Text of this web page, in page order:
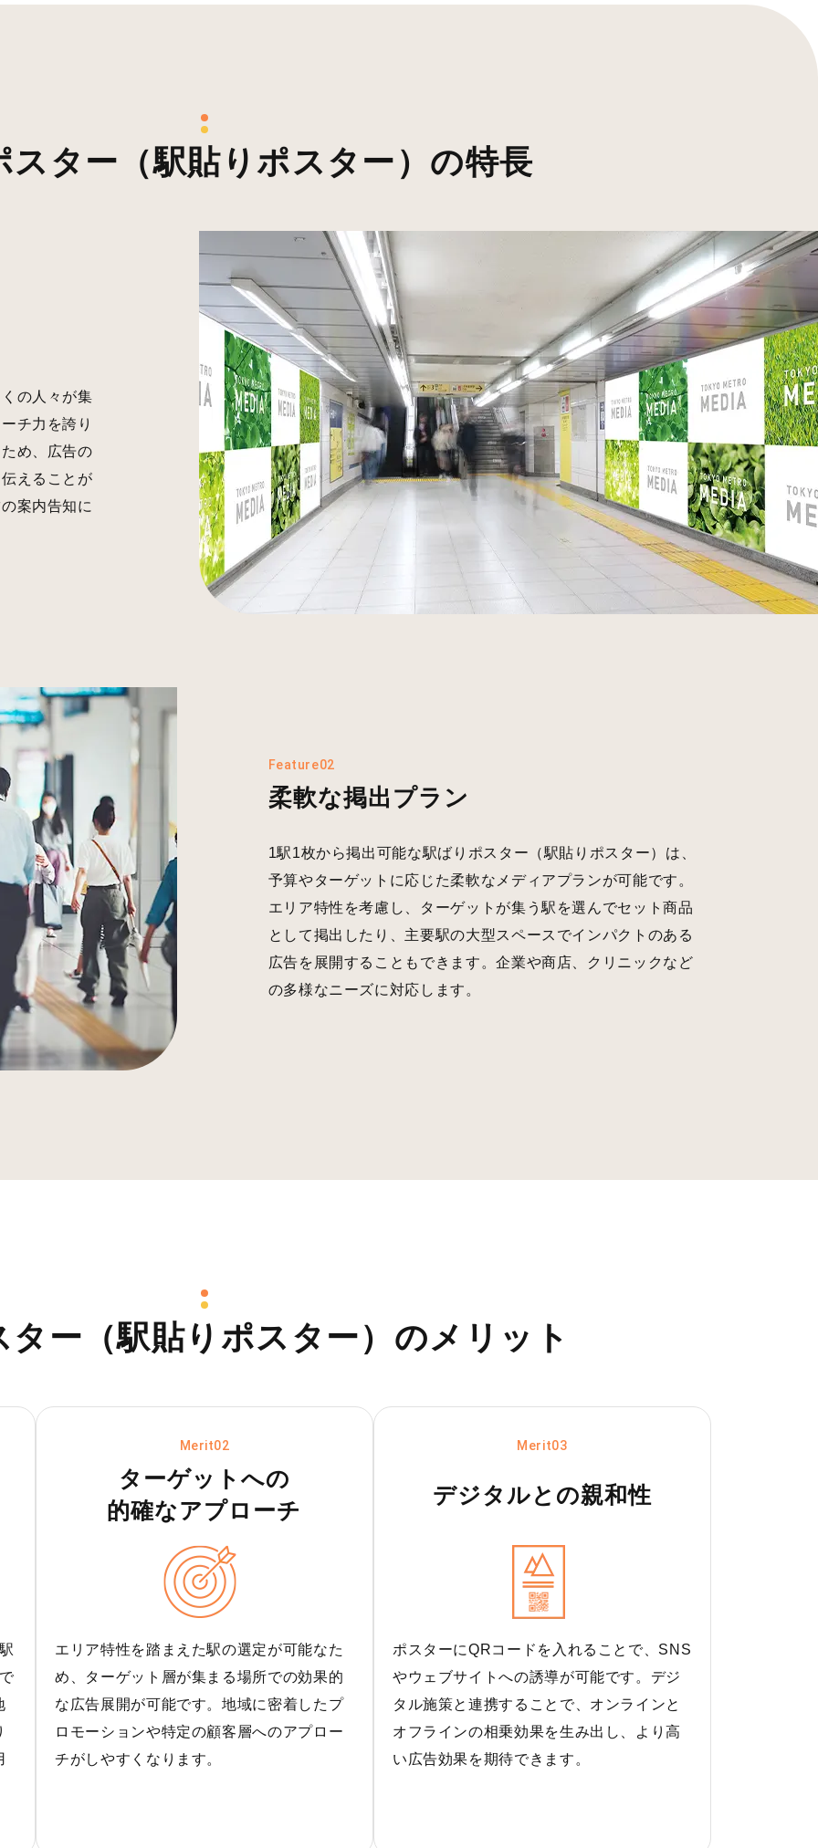
スター（駅貼りポスター）の特長
の人々が集
チ力を誇り
め、広告の
えることが
案内告知に
Feature02
柔軟な掲出プラン
1駅1枚から掲出可能な駅ばりポスター（駅貼りポスター）は、
予算やターゲットに応じた柔軟なメディアプランが可能です。
エリア特性を考慮し、ターゲットが集う駅を選んでセット商品
として掲出したり、主要駅の大型スペースでインパクトのある
広告を展開することもできます。企業や商店、クリニックなど
の多様なニーズに対応します。
ー（駅貼りポスター） のメリット
Merit02
ターゲットへの
的確なアプローチ
エリア特性を踏まえた駅の選定が可能なた
め、ターゲット層が集まる場所での効果的
な広告展開が可能です。地域に密着したプ
ロモーションや特定の顧客層へのアプロー
チがしやすくなります。
Merit03
デジタルとの親和性
ポスターにQRコードを入れることで、SNS
やウェブサイトへの誘導が可能です。デジ
タル施策と連携することで、オンラインと
オフラインの相乗効果を生み出し、より高
い広告効果を期待できます。